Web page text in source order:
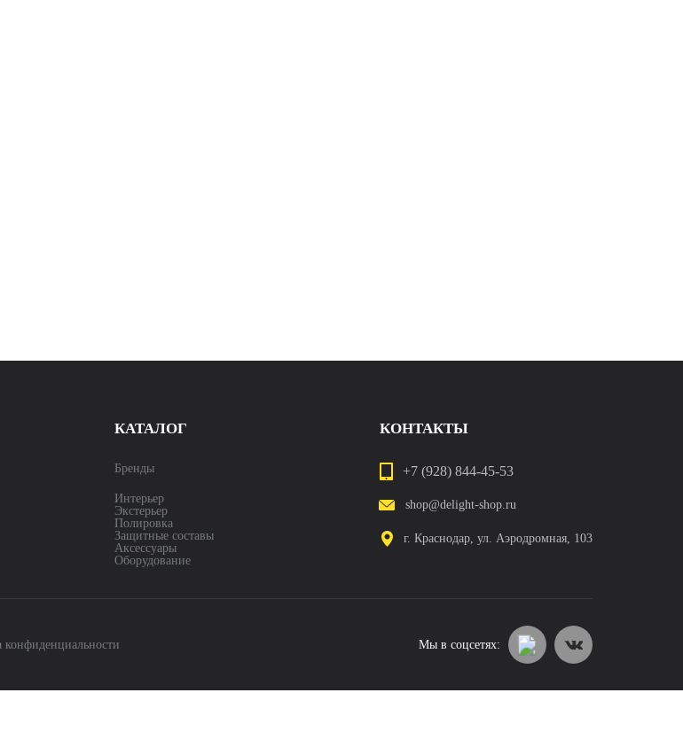
КАТАЛОГ
Бренды
Интерьер
Экстерьер
Полировка
Защитные составы
Аксессуары
Оборудование
КОНТАКТЫ
+7 (928) 844-45-53
shop@delight-shop.ru
г. Краснодар, ул. Аэродромная, 103
конфиденциальности Мы в соцсетях: